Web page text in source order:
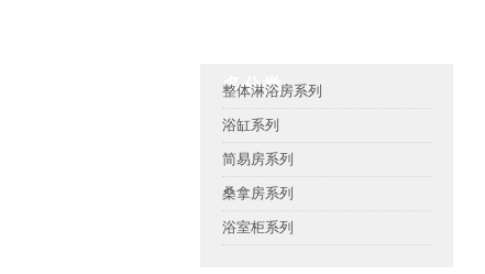
多分类
整体淋浴房系列
浴缸系列
简易房系列
桑拿房系列
浴室柜系列